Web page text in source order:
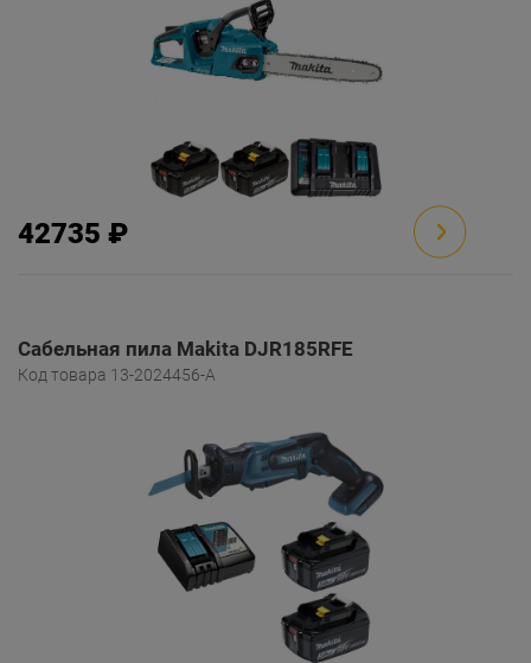
42735 ₽
Сабельная пила Makita DJR185RFE
Код товара 13-2024456-A